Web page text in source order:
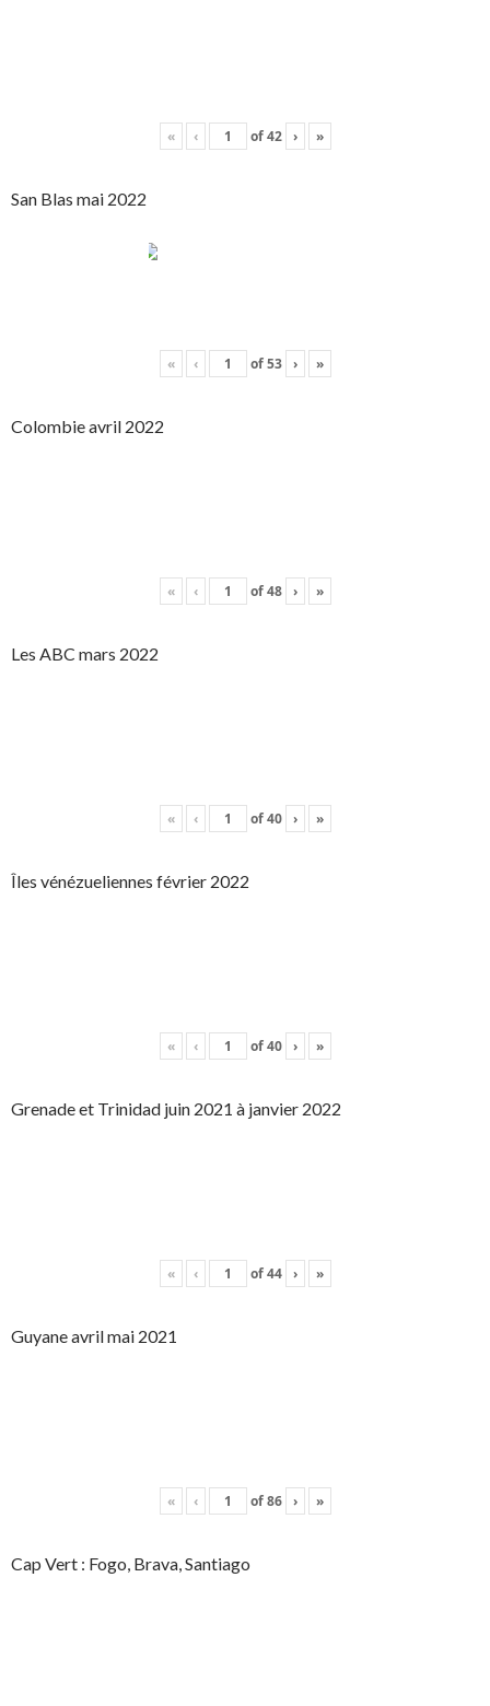
« ‹ of42 › »
San Blas mai 2022
« ‹ of53 › »
Colombie avril 2022
« ‹ of48 › »
Les ABC mars 2022
« ‹ of40 › »
Îles vénézueliennes février 2022
« ‹ of40 › »
Grenade et Trinidad juin 2021 à janvier 2022
« ‹ of44 › »
Guyane avril mai 2021
« ‹ of86 › »
Cap Vert : Fogo, Brava, Santiago